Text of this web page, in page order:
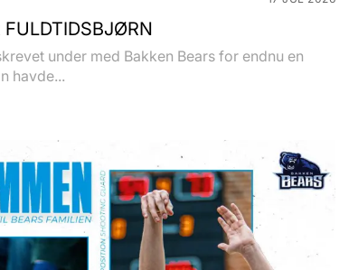
FULDTIDSBJØRN
under med Bakken Bears for endnu en
havde...